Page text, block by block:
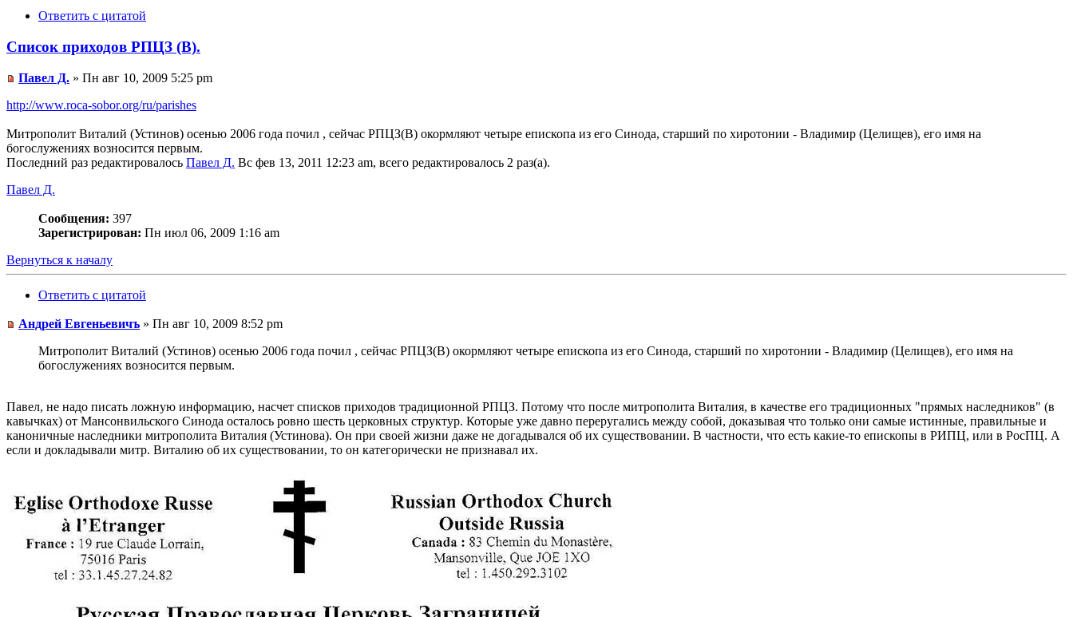
Ответить с цитатой
Список приходов РПЦЗ (В).
Павел Д. » Пн авг 10, 2009 5:25 pm
http://www.roca-sobor.org/ru/parishes
Митрополит Виталий (Устинов) осенью 2006 года почил , сейчас РПЦЗ(В) окормляют четыре епископа из его Синода, старший по хиротонии - Владимир (Целищев), его имя на
богослужениях возносится первым.
Последний раз редактировалось Павел Д. Вс фев 13, 2011 12:23 am, всего редактировалось 2 раз(а).
Павел Д.
Сообщения: 397
Зарегистрирован: Пн июл 06, 2009 1:16 am
Вернуться к началу
Ответить с цитатой
Андрей Евгеньевичъ » Пн авг 10, 2009 8:52 pm
Митрополит Виталий (Устинов) осенью 2006 года почил , сейчас РПЦЗ(В) окормляют четыре епископа из его Синода, старший по хиротонии - Владимир (Целищев), его имя на
богослужениях возносится первым.
Павел, не надо писать ложную информацию, насчет списков приходов традиционной РПЦЗ. Потому что после митрополита Виталия, в качестве его традиционных "прямых наследников" (в
кавычках) от Мансонвильского Синода осталось ровно шесть церковных структур. Которые уже давно переругались между собой, доказывая что только они самые истинные, правильные и
каноничные наследники митрополита Виталия (Устинова). Он при своей жизни даже не догадывался об их существовании. В частности, что есть какие-то епископы в РИПЦ, или в РосПЦ. А
если и докладывали митр. Виталию об их существовании, то он категорически не признавал их.